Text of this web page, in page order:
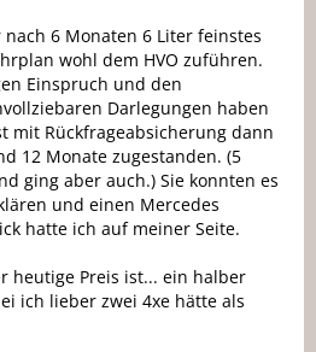
6 Monaten 6 Liter feinstes
wohl dem HVO zuführen.
Einspruch und den
Darlegungen haben
mit Rückfrageabsicherung dann
12 Monate zugestanden. (5
ging aber auch.) Sie konnten es
und einen Mercedes
hatte ich auf meiner Seite.
heutige Preis ist... ein halber
ich lieber zwei 4xe hätte als